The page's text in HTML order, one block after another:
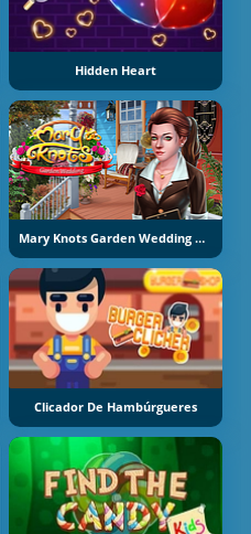
Hidden Heart
Mary Knots Garden Wedding Hidden Object
Clicador De Hambúrgueres